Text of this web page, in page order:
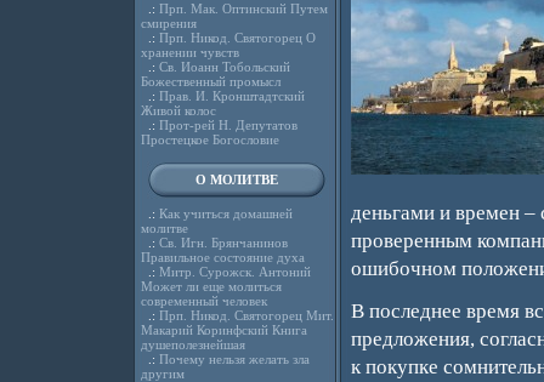
.: Прп. Мак. Оптинский Путем
смирения
.: Прп. Никод. Святогорец О
хранении чувств
.: Св. Иоанн Тобольский
Божественный промысл
.: Прав. И. Кронштадтский
Живой колос
.: Прот-рей Н. Депутатов
Простецкое Богословие
О МОЛИТВЕ
.: Как учиться домашней
молитве
.: Св. Игн. Брянчанинов
Правильное состояние духа
.: Митр. Сурожск. Антоний
Может ли еще молиться
современный человек
.: Прп. Никод. Святогорец Мит.
Макарий Коринфский Книга
душеполезнейшая
.: Почему нельзя желать зла
другим
деньгами и времен
проверенным
ошибочном
В последнее время
предложения,
к покупке